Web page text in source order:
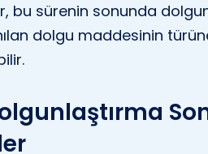
bu sürenin sonunda
dolgu maddesinin